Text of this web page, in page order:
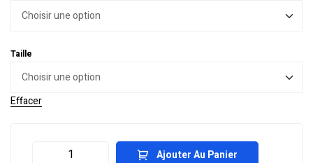
Taille
Effacer
Ajouter Au Panier